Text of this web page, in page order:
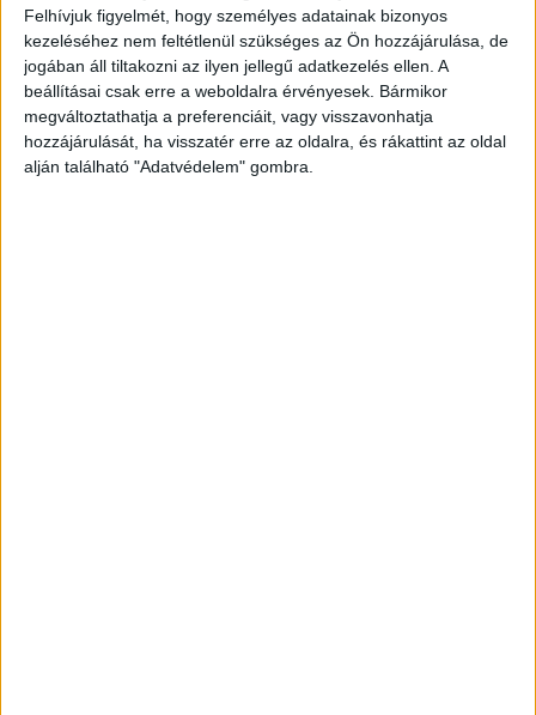
Felhívjuk figyelmét, hogy személyes adatainak bizonyos
kezeléséhez nem feltétlenül szükséges az Ön hozzájárulása, de
jogában áll tiltakozni az ilyen jellegű adatkezelés ellen. A
beállításai csak erre a weboldalra érvényesek. Bármikor
megváltoztathatja a preferenciáit, vagy visszavonhatja
hozzájárulását, ha visszatér erre az oldalra, és rákattint az oldal
alján található "Adatvédelem" gombra.
Marketing 2026. június 29.
2026. július 3–5. között a Tapolca-közeli Szent György-
hegy ad otthont a „RESTART a természetvédelemben”
című háromnapos találkozónak, amely a hazai
természetvédelem és kulturális élet...